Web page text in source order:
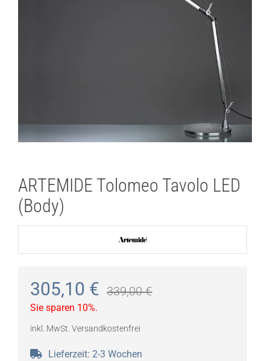
Sale
ARTEMIDE Tolomeo Tavolo LED
(Body)
305,10 € 339,00€
Sie sparen 10%.
inkl. MwSt. Versandkostenfrei
Lieferzeit: 2-3 Wochen